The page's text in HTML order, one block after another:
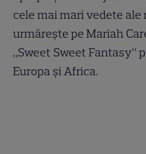
cele mai mari vedete ale
urmărește pe Mariah
„Sweet Sweet Fantasy”
Europa și Africa.